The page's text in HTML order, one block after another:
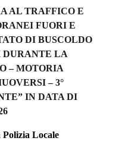
AL TRAFFICO E
FUORI E
DI BUSCOLDO
DURANTE LA
– MOTORIA
– 3°
IN DATA DI
Locale